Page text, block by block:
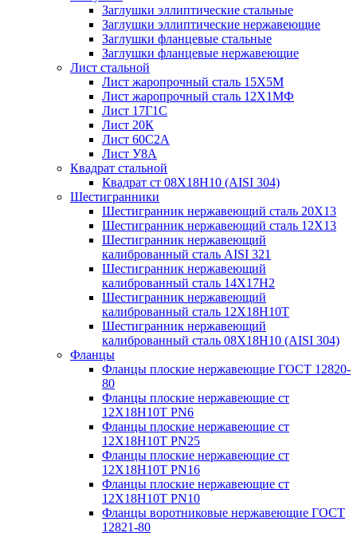
Заглушки эллиптические стальные
Заглушки эллиптические нержавеющие
Заглушки фланцевые стальные
Заглушки фланцевые нержавеющие
Лист стальной
Лист жаропрочный сталь 15Х5М
Лист жаропрочный сталь 12Х1МФ
Лист 17Г1С
Лист 20К
Лист 60С2А
Лист У8А
Квадрат стальной
Квадрат ст 08Х18Н10 (AISI 304)
Шестигранники
Шестигранник нержавеющий сталь 20Х13
Шестигранник нержавеющий сталь 12Х13
Шестигранник нержавеющий
калиброванный сталь AISI 321
Шестигранник нержавеющий
калиброванный сталь 14Х17Н2
Шестигранник нержавеющий
калиброванный сталь 12Х18Н10Т
Шестигранник нержавеющий
калиброванный сталь 08Х18Н10 (AISI 304)
Фланцы
Фланцы плоские нержавеющие ГОСТ 12820-
80
Фланцы плоские нержавеющие ст
12Х18Н10Т PN6
Фланцы плоские нержавеющие ст
12Х18Н10Т PN25
Фланцы плоские нержавеющие ст
12Х18Н10Т PN16
Фланцы плоские нержавеющие ст
12Х18Н10Т PN10
Фланцы воротниковые нержавеющие ГОСТ
12821-80